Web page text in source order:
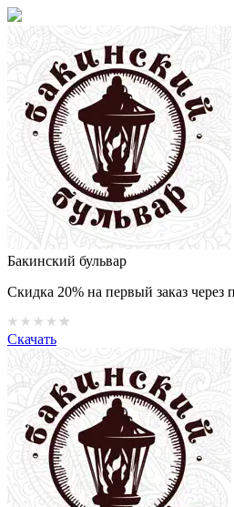
Бакинский бульвар
Скидка 20% на первый заказ через
Скачать